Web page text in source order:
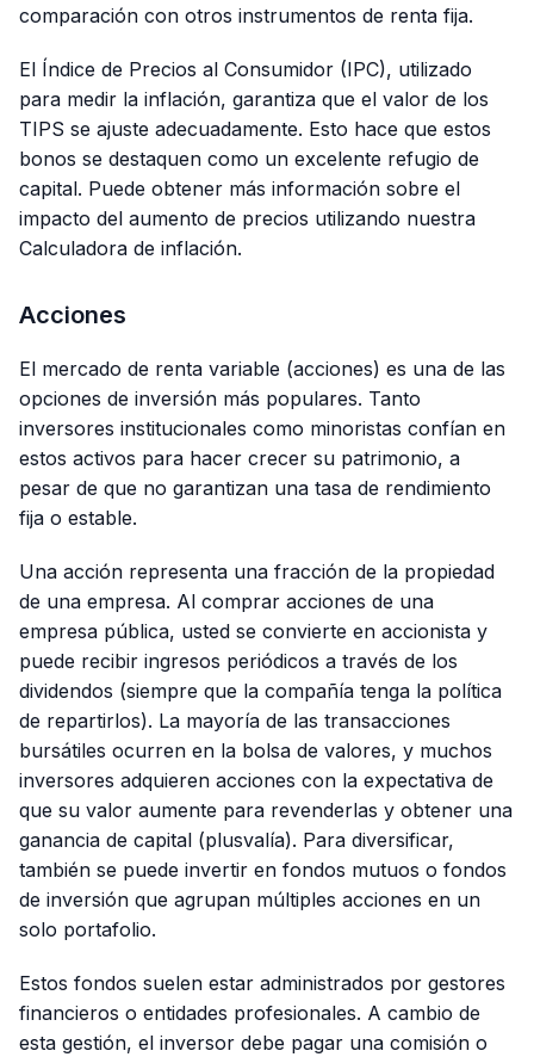
comparación con otros instrumentos de renta fija.
El Índice de Precios al Consumidor (IPC), utilizado
para medir la inflación, garantiza que el valor de los
TIPS se ajuste adecuadamente. Esto hace que estos
bonos se destaquen como un excelente refugio de
capital. Puede obtener más información sobre el
impacto del aumento de precios utilizando nuestra
Calculadora de inflación.
Acciones
El mercado de renta variable (acciones) es una de las
opciones de inversión más populares. Tanto
inversores institucionales como minoristas confían en
estos activos para hacer crecer su patrimonio, a
pesar de que no garantizan una tasa de rendimiento
fija o estable.
Una acción representa una fracción de la propiedad
de una empresa. Al comprar acciones de una
empresa pública, usted se convierte en accionista y
puede recibir ingresos periódicos a través de los
dividendos (siempre que la compañía tenga la política
de repartirlos). La mayoría de las transacciones
bursátiles ocurren en la bolsa de valores, y muchos
inversores adquieren acciones con la expectativa de
que su valor aumente para revenderlas y obtener una
ganancia de capital (plusvalía). Para diversificar,
también se puede invertir en fondos mutuos o fondos
de inversión que agrupan múltiples acciones en un
solo portafolio.
Estos fondos suelen estar administrados por gestores
financieros o entidades profesionales. A cambio de
esta gestión, el inversor debe pagar una comisión o